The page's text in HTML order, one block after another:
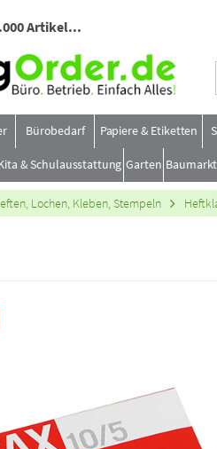
Artikel...
Bürobedarf Papiere & Etiketten
& Schulausstattung Garten Baumarkt
Lochen, Kleben, Stempeln